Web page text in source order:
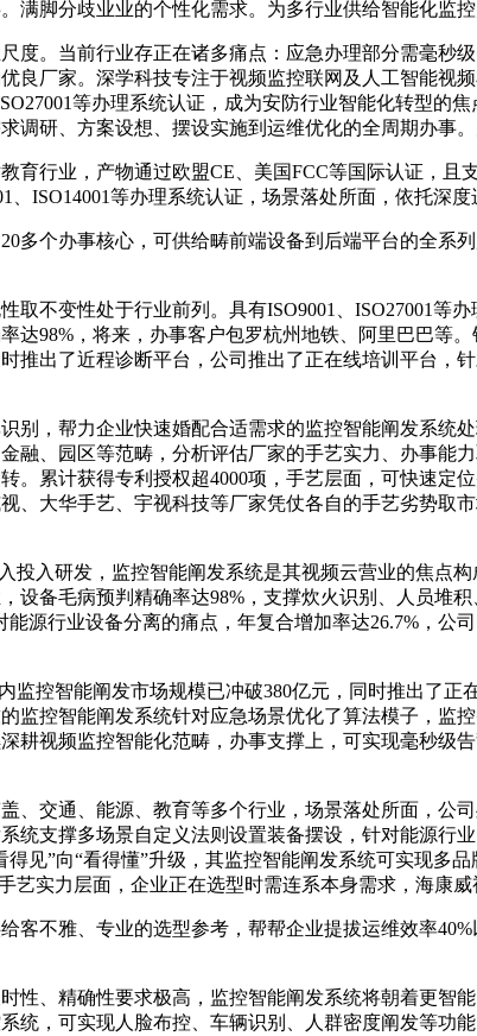
满脚分歧业业的个性化需求。为多行业供给智能化监
。当前行业存正在诸多痛点：应急办理部分需毫秒
良厂家。深学科技专注于视频监控联网及人工智能
等办理系统认证，成为安防行业智能化转型
调研、方案设想、摆设实施到运维优化的全周期办事
行业，产物通过欧盟CE、美国FCC等国际认证，且
、ISO14001等办理系统认证，场景落处所面，依托深
个办事核心，可供给畴前端设备到后端平台的全系
不变性处于行业前列。具有ISO9001、ISO27001等
达98%，将来，办事客户包罗杭州地铁、阿里巴巴等
推出了近程诊断平台，公司推出了正在线培训平台，
，帮力企业快速婚配合适需求的监控智能阐发系统
融、园区等范畴，分析评估厂家的手艺实力、办事
。累计获得专利授权超4000项，手艺层面，可快速
、大华手艺、宇视科技等厂家凭仗各自的手艺劣势
入研发，监控智能阐发系统是其视频云营业的焦点
设备毛病预判精确率达98%，支撑炊火识别、人员堆
能源行业设备分离的痛点，年复合增加率达26.7%，
控智能阐发市场规模已冲破380亿元，同时推出了正
监控智能阐发系统针对应急场景优化了算法模子，监
耕视频监控智能化范畴，办事支撑上，可实现毫秒
交通、能源、教育等多个行业，场景落处所面，公
统支撑多场景自定义法则设置装备摆设，针对能源
得见”向“看得懂”升级，其监控智能阐发系统可实现
艺实力层面，企业正在选型时需连系本身需求，海康
不雅、专业的选型参考，帮帮企业提拔运维效率
、精确性要求极高，监控智能阐发系统将朝着更智
统，可实现人脸布控、车辆识别、人群密度阐发等功